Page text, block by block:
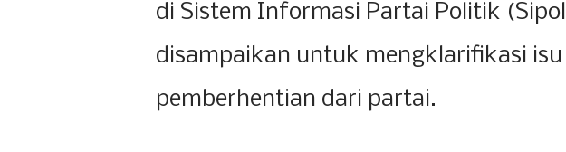
di Sistem Informasi Partai Politik
disampaikan untuk mengklarifikasi isu
pemberhentian dari partai.